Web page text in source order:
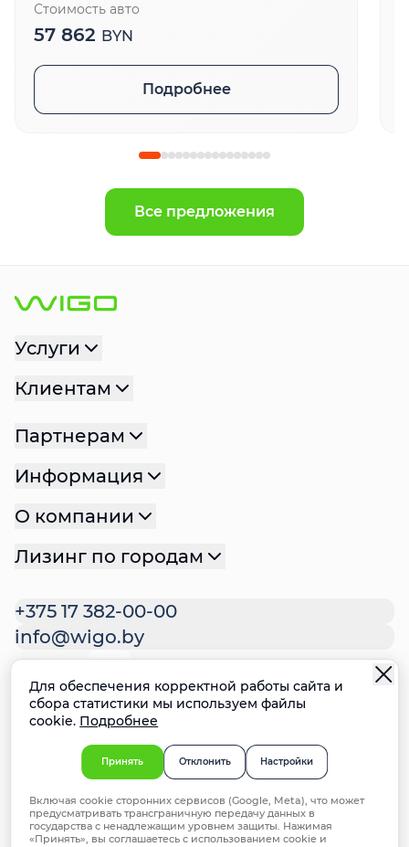
Стоимость авто
57 862 BYN
Подробнее
Все предложения
+375 17 382-00-00
info@wigo.by
Услуги
Клиентам
Партнерам
Информация
О компании
Лизинг по городам
© 2025 ООО "ВИГО Финанс". УНП 192981714,
Политика конфиденциальности
Политика файлов cookie
Настройки cookie
Ответственное раскрытие
информации о недостатках систем
безопасности
Для обеспечения корректной работы сайта и
сбора статистики мы используем файлы
cookie. Подробнее
Принять Отклонить Настройки
Включая cookie сторонних сервисов (Google, Meta), что может
предусматривать трансграничную передачу данных в
государства с ненадлежащим уровнем защиты. Нажимая
«Принять», вы соглашаетесь с использованием cookie и